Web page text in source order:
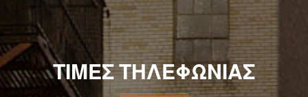
ΤΙΜΕΣ ΤΗΛΕΦΩΝΙΑΣ